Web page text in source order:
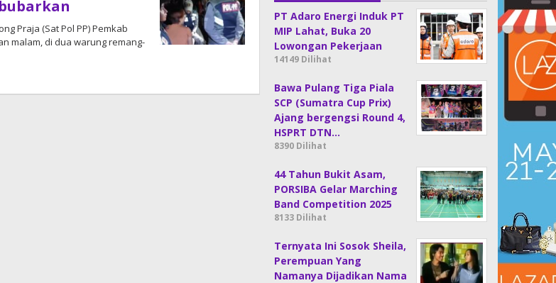
Praja (Sat Pol PP) Pemkab
malam, di dua warung remang-
PT Adaro Energi Induk PT
MIP Lahat, Buka 20
Lowongan Pekerjaan
14149 Dilihat
Bawa Pulang Tiga Piala
SCP (Sumatra Cup Prix)
Ajang bergengsi Round 4,
HSPRT DTN…
8390 Dilihat
44 Tahun Bukit Asam,
PORSIBA Gelar Marching
Band Competition 2025
8133 Dilihat
Ternyata Ini Sosok Sheila,
Perempuan Yang
Namanya Dijadikan Nama